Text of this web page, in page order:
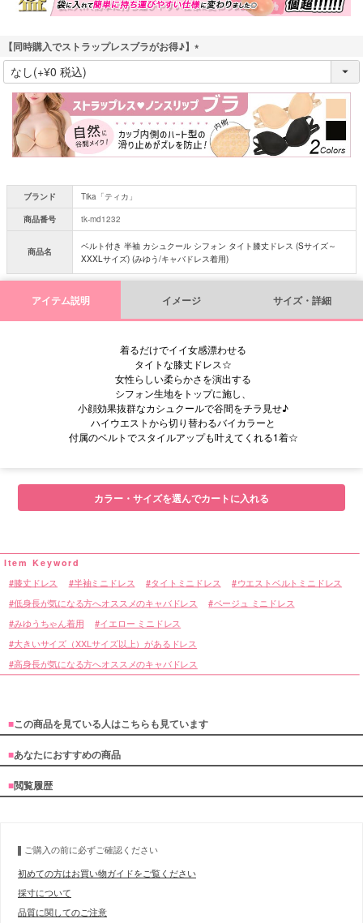
【同時購入でストラップレスブラがお得♪】
(
須
)
ブランド
Tika「ティカ」
商品番号
tk-md1232
商品名
ベルト付き 半袖 カシュクール シフォン タイト膝丈ドレス (Sサイズ～
XXXLサイズ) (みゆう/キャバドレス着用)
アイテム説明 イメージ サイズ・詳細
着るだけでイイ女感漂わせる
タイトな膝丈ドレス☆
女性らしい柔らかさを演出する
シフォン生地をトップに施し、
小顔効果抜群なカシュクールで谷間をチラ見せ♪
ハイウエストから切り替わるバイカラーと
付属のベルトでスタイルアップも叶えてくれる1着☆
カラー・サイズを選んでカートに入れる
膝丈ドレス 半袖ミニドレス タイトミニドレス ウエストベルトミニドレス
低身長が気になる方へオススメのキャバドレス ベージュ ミニドレス
みゆうちゃん着用
イエロー ミニドレス
大きいサイズ（XXLサイズ以上）があるドレス
高身長が気になる方へオススメのキャバドレス
■この商品を見ている人はこちらも見ています
■あなたにおすすめの商品
■閲覧履歴
ご購入の前に必ずご確認ください
初めての方はお買い物ガイドをご覧ください
採寸について
品質に関してのご注意